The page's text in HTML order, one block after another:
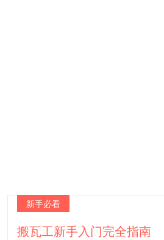
新手必看
搬瓦工新手入门完全指南